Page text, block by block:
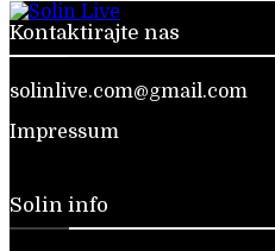
Kontaktirajte nas
solinlive.com@gmail.com
Impressum
Solin info